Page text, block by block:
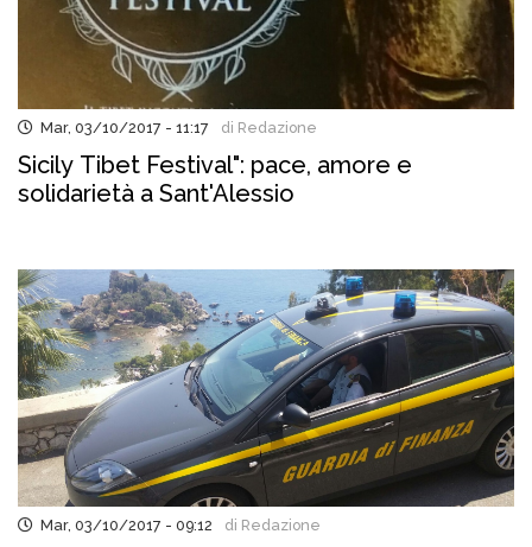
Mar, 03/10/2017 - 11:17 di Redazione
Sicily Tibet Festival": pace, amore e
solidarietà a Sant'Alessio
Mar, 03/10/2017 - 09:12 di Redazione